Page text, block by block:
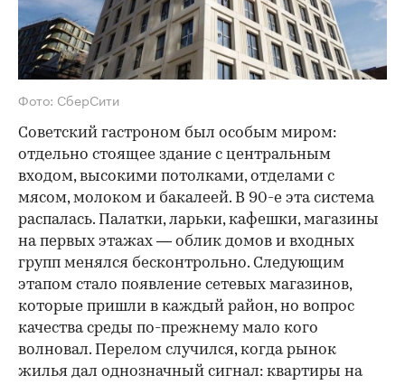
Фото: СберСити
Советский гастроном был особым миром:
отдельно стоящее здание с центральным
входом, высокими потолками, отделами с
мясом, молоком и бакалеей. В 90-е эта система
распалась. Палатки, ларьки, кафешки, магазины
на первых этажах — облик домов и входных
групп менялся бесконтрольно. Следующим
этапом стало появление сетевых магазинов,
которые пришли в каждый район, но вопрос
качества среды по-прежнему мало кого
волновал. Перелом случился, когда рынок
жилья дал однозначный сигнал: квартиры на